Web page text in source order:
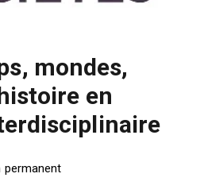
mondes,
en
permanent